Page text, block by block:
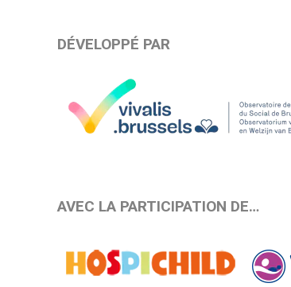
DÉVELOPPÉ PAR
AVEC LA PARTICIPATION DE…